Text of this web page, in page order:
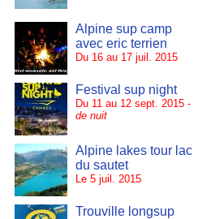
Alpine sup camp
avec eric terrien
Du 16 au 17 juil. 2015
Festival sup night
Du 11 au 12 sept. 2015 -
de nuit
Alpine lakes tour lac
du sautet
Le 5 juil. 2015
Trouville longsup